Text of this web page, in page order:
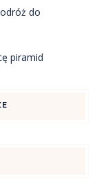
do
piramid